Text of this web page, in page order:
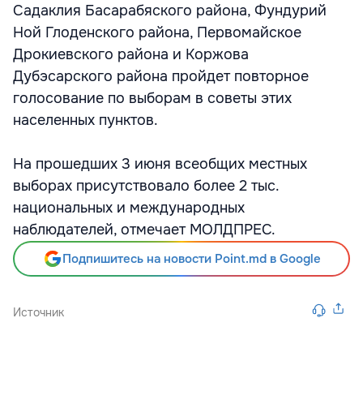
Садаклия Басарабяского района, Фундурий
Ной Глоденского района, Первомайское
Дрокиевского района и Коржова
Дубэсарского района пройдет повторное
голосование по выборам в советы этих
населенных пунктов.
На прошедших 3 июня всеобщих местных
выборах присутствовало более 2 тыс.
национальных и международных
наблюдателей, отмечает МОЛДПРЕС.
Подпишитесь на новости Point.md в Google
Источник